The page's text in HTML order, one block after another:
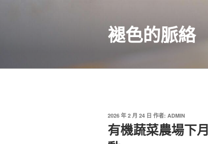
褪色的脈絡
發
佈
於
2026 年 2 月 24 日 作者: ADMIN
有機蔬菜農場下